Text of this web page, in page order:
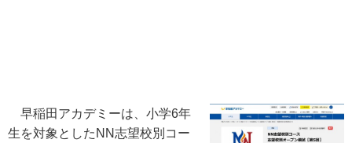
早稲田アカデミーは、小学6年
生を対象としたNN志望校別コー